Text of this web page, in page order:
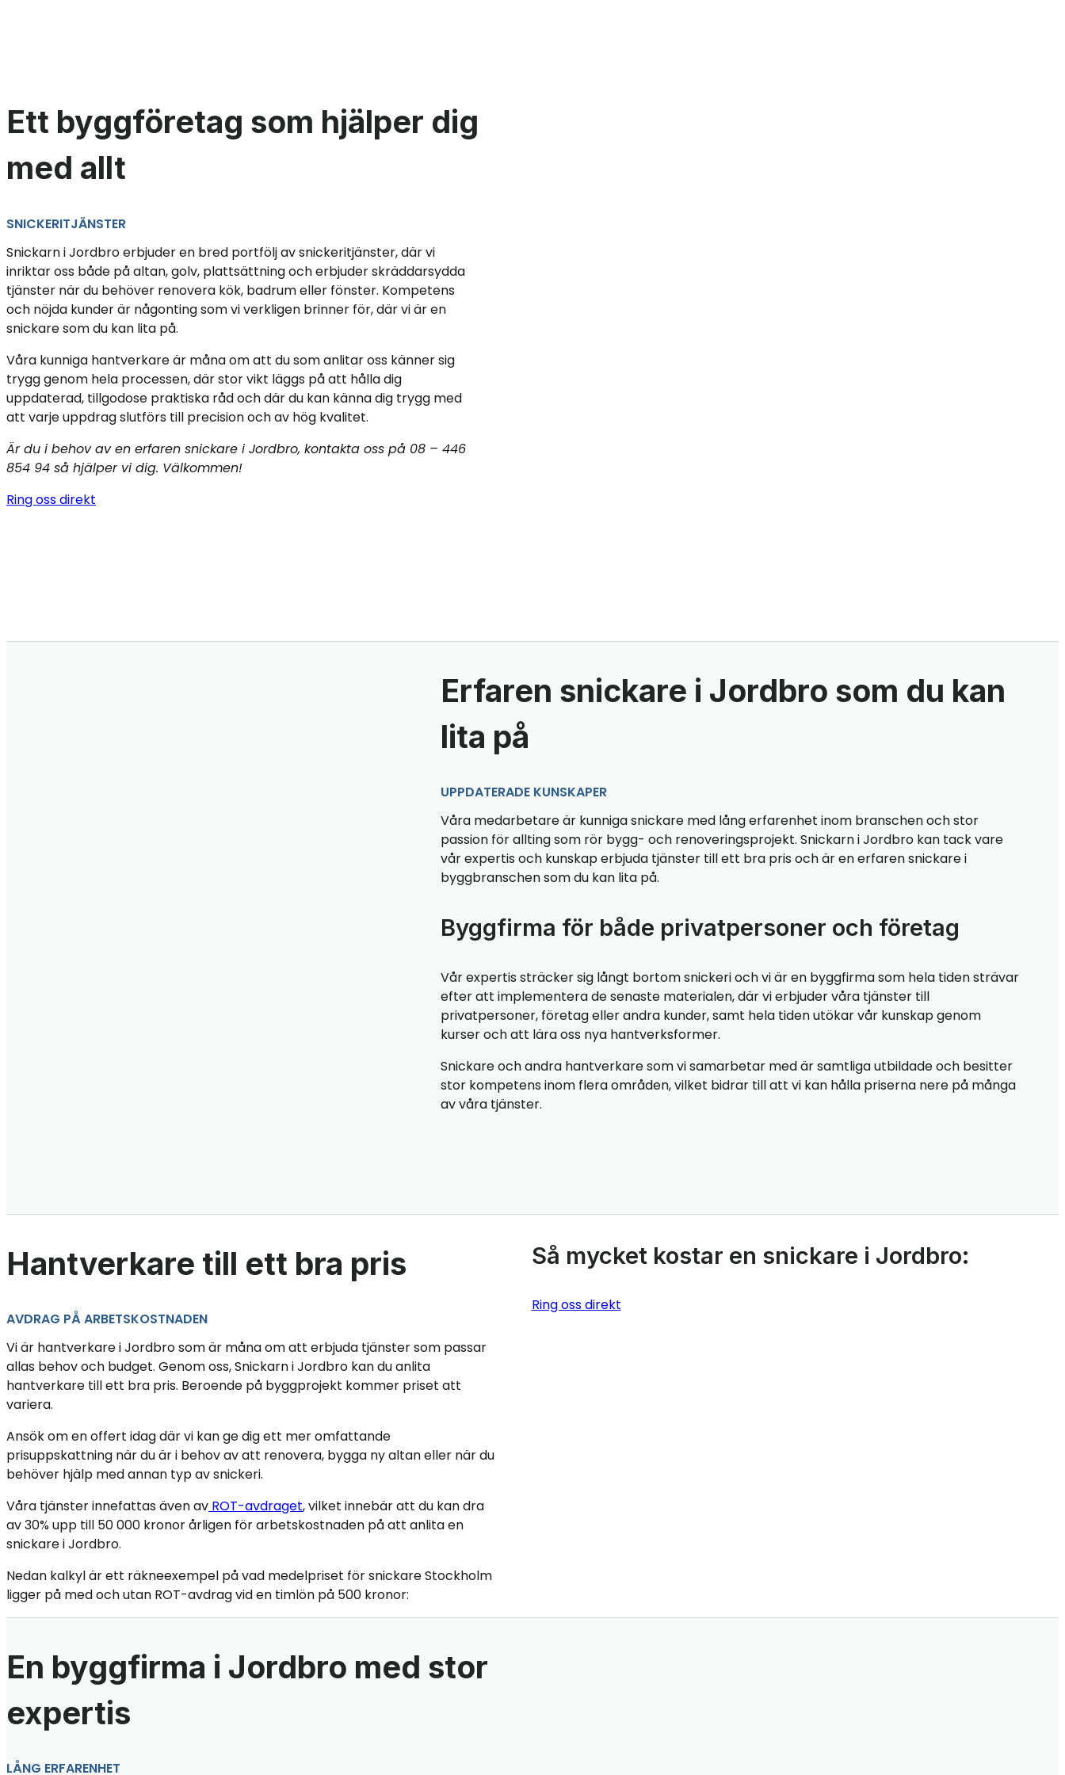
Ett byggföretag som hjälper dig
med allt
SNICKERITJÄNSTER
Snickarn i Jordbro erbjuder en bred portfölj av snickeritjänster, där vi
inriktar oss både på altan, golv, plattsättning och erbjuder skräddarsydda
tjänster när du behöver renovera kök, badrum eller fönster. Kompetens
och nöjda kunder är någonting som vi verkligen brinner för, där vi är en
snickare som du kan lita på.
Våra kunniga hantverkare är måna om att du som anlitar oss känner sig
trygg genom hela processen, där stor vikt läggs på att hålla dig
uppdaterad, tillgodose praktiska råd och där du kan känna dig trygg med
att varje uppdrag slutförs till precision och av hög kvalitet.
Är du i behov av en erfaren snickare i Jordbro, kontakta oss på 08 – 446
854 94 så hjälper vi dig. Välkommen!
Ring oss direkt
Erfaren snickare i Jordbro som du kan
lita på
UPPDATERADE KUNSKAPER
Våra medarbetare är kunniga snickare med lång erfarenhet inom branschen och stor
passion för allting som rör bygg- och renoveringsprojekt. Snickarn i Jordbro kan tack vare
vår expertis och kunskap erbjuda tjänster till ett bra pris och är en erfaren snickare i
byggbranschen som du kan lita på.
Byggfirma för både privatpersoner och företag
Vår expertis sträcker sig långt bortom snickeri och vi är en byggfirma som hela tiden strävar
efter att implementera de senaste materialen, där vi erbjuder våra tjänster till
privatpersoner, företag eller andra kunder, samt hela tiden utökar vår kunskap genom
kurser och att lära oss nya hantverksformer.
Snickare och andra hantverkare som vi samarbetar med är samtliga utbildade och besitter
stor kompetens inom flera områden, vilket bidrar till att vi kan hålla priserna nere på många
av våra tjänster.
Hantverkare till ett bra pris
AVDRAG PÅ ARBETSKOSTNADEN
Vi är hantverkare i Jordbro som är måna om att erbjuda tjänster som passar
allas behov och budget. Genom oss, Snickarn i Jordbro kan du anlita
hantverkare till ett bra pris. Beroende på byggprojekt kommer priset att
variera.
Ansök om en offert idag där vi kan ge dig ett mer omfattande
prisuppskattning när du är i behov av att renovera, bygga ny altan eller när du
behöver hjälp med annan typ av snickeri.
Våra tjänster innefattas även av ROT-avdraget, vilket innebär att du kan dra
av 30% upp till 50 000 kronor årligen för arbetskostnaden på att anlita en
snickare i Jordbro.
Nedan kalkyl är ett räkneexempel på vad medelpriset för snickare Stockholm
ligger på med och utan ROT-avdrag vid en timlön på 500 kronor:
Så mycket kostar en snickare i Jordbro:
Ring oss direkt
En byggfirma i Jordbro med stor
expertis
LÅNG ERFARENHET